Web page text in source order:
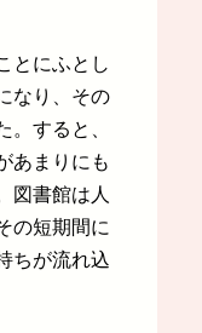
とにふとし
なり、その
すると、
あまりにも
図書館は人
の短期間に
ちが流れ込